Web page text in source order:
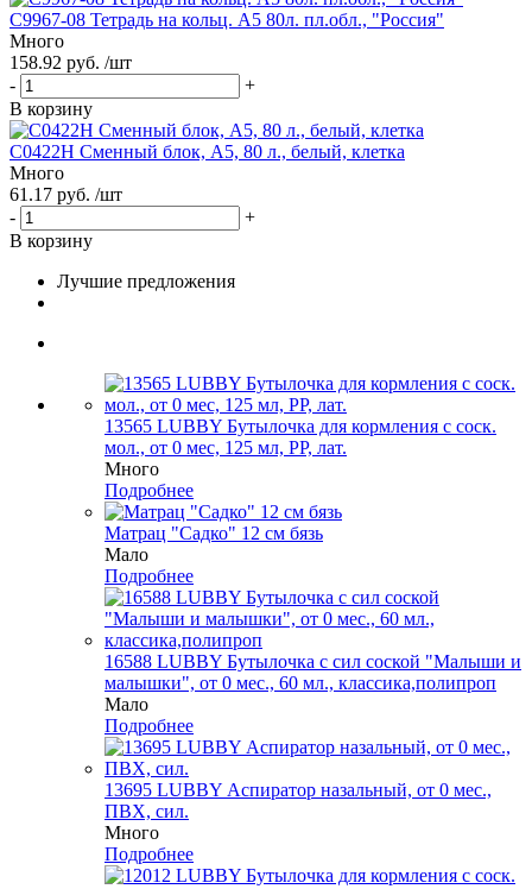
С9967-08 Тетрадь на кольц. А5 80л. пл.обл., "Россия"
Много
158.92 руб. /шт
-
+
В корзину
С0422Н Сменный блок, А5, 80 л., белый, клетка
Много
61.17 руб. /шт
-
+
В корзину
Лучшие предложения
13565 LUBBY Бутылочка для кормления с соск.
мол., от 0 мес, 125 мл, PP, лат.
Много
Подробнее
Матрац "Садко" 12 см бязь
Мало
Подробнее
16588 LUBBY Бутылочка с сил соской "Малыши и
малышки", от 0 мес., 60 мл., классика,полипроп
Мало
Подробнее
13695 LUBBY Аспиратор назальный, от 0 мес.,
ПВХ, сил.
Много
Подробнее